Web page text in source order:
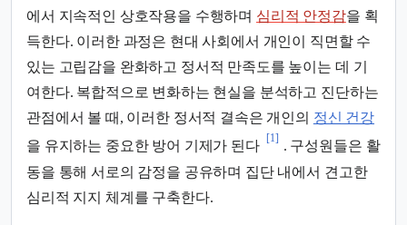
에서 지속적인 상호작용을 수행하며 심리적 안정감을 획
득한다. 이러한 과정은 현대 사회에서 개인이 직면할 수
있는 고립감을 완화하고 정서적 만족도를 높이는 데 기
여한다. 복합적으로 변화하는 현실을 분석하고 진단하는
관점에서 볼 때, 이러한 정서적 결속은 개인의 정신 건강
을 유지하는 중요한 방어 기제가 된다
[1]
. 구성원들은 활
동을 통해 서로의 감정을 공유하며 집단 내에서 견고한
심리적 지지 체계를 구축한다.